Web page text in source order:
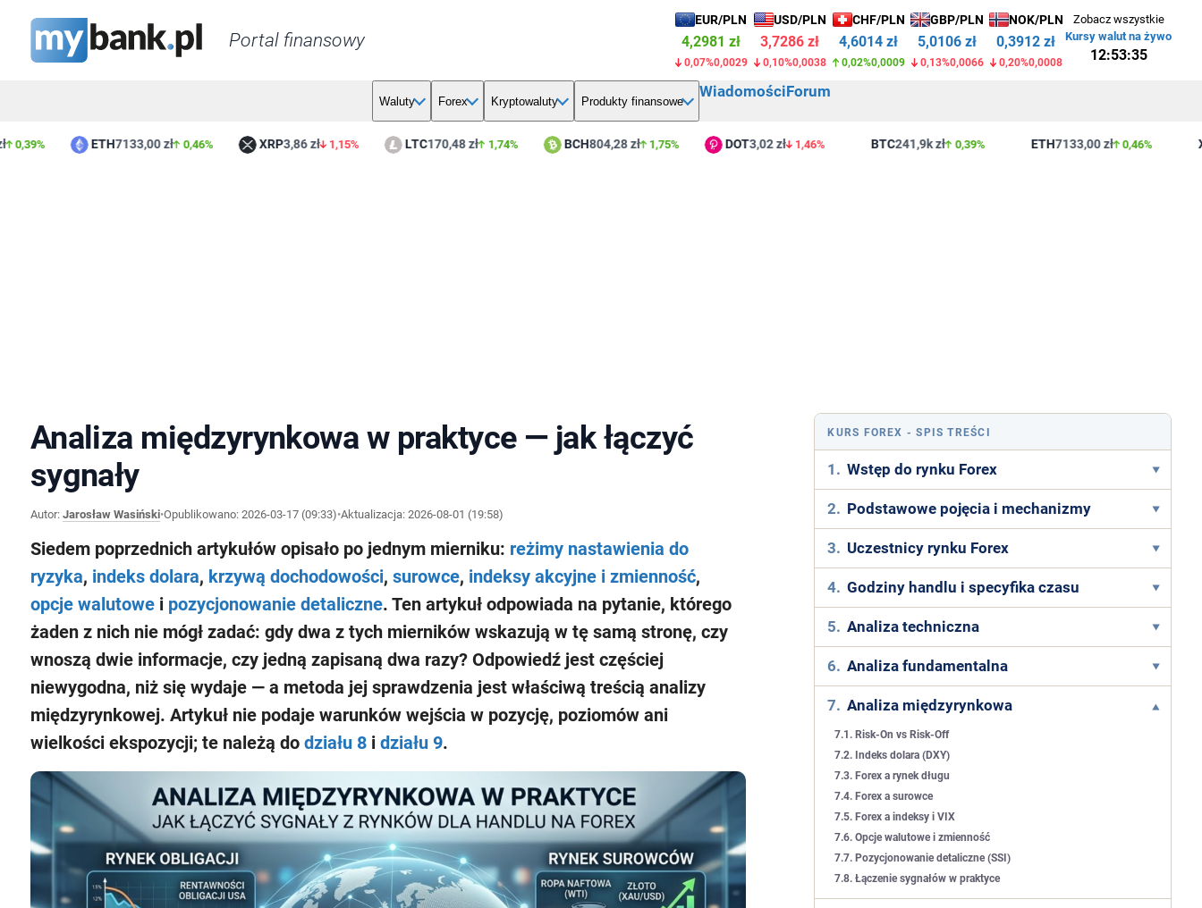
Portal finansowy
EUR/PLN
4,2981 zł
0,07%0,0029
USD/PLN
3,7286 zł
0,10%0,0038
CHF/PLN
4,6013 zł
0,02%0,0008
GBP/PLN
5,0106 zł
0,13%0,0066
NOK/PLN
0,3912 zł
0,20%0,0008
Zobacz wszystkie
Kursy walut na żywo
12:53:36
Waluty Forex Kryptowaluty Produkty finansowe
WiadomościForum
ETH7133,00 zł 0,46% XRP3,86 zł 1,15% LTC170,48 zł 1,74% BCH804,28 zł 1,75% DOT3,02 zł 1,46% BTC241,9k zł 0,39% ETH7133,00 zł 0,46% XRP
Analiza międzyrynkowa w praktyce — jak łączyć
sygnały
Autor: Jarosław Wasiński•Opublikowano: 2026-03-17 (09:33)•Aktualizacja: 2026-08-01 (19:58)
Siedem poprzednich artykułów opisało po jednym mierniku: reżimy nastawienia do
ryzyka, indeks dolara, krzywą dochodowości, surowce, indeksy akcyjne i zmienność,
opcje walutowei pozycjonowanie detaliczne. Ten artykuł odpowiada na pytanie, którego
żaden z nich nie mógł zadać: gdy dwa z tych mierników wskazują w tę samą stronę, czy
wnoszą dwie informacje, czy jedną zapisaną dwa razy? Odpowiedź jest częściej
niewygodna, niż się wydaje — a metoda jej sprawdzenia jest właściwą treścią analizy
międzyrynkowej. Artykuł nie podaje warunków wejścia w pozycję, poziomów ani
wielkości ekspozycji; te należą do działu 8i działu 9.
KURS FOREX - SPIS TREŚCI
1. Wstęp do rynku Forex
2. Podstawowe pojęcia i mechanizmy
3. Uczestnicy rynku Forex
4. Godziny handlu i specyfika czasu
5. Analiza techniczna
6. Analiza fundamentalna
7. Analiza międzyrynkowa
7.1. Risk-On vs Risk-Off
7.2. Indeks dolara (DXY)
7.3. Forex a rynek długu
7.4. Forex a surowce
7.5. Forex a indeksy i VIX
7.6. Opcje walutowe i zmienność
7.7. Pozycjonowanie detaliczne (SSI)
7.8. Łączenie sygnałów w praktyce